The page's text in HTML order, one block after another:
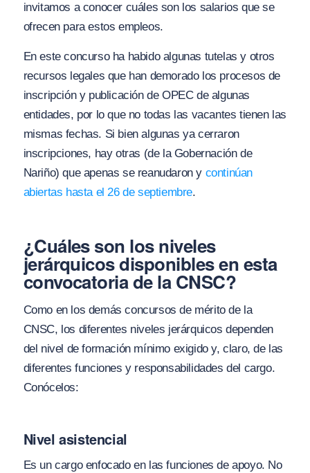
invitamos a conocer cuáles son los salarios que se
ofrecen para estos empleos.
En este concurso ha habido algunas tutelas y otros
recursos legales que han demorado los procesos de
inscripción y publicación de OPEC de algunas
entidades, por lo que no todas las vacantes tienen las
mismas fechas. Si bien algunas ya cerraron
inscripciones, hay otras (de la Gobernación de
Nariño) que apenas se reanudaron y continúan
abiertas hasta el 26 de septiembre.
¿Cuáles son los niveles
jerárquicos disponibles en esta
convocatoria de la CNSC?
Como en los demás concursos de mérito de la
CNSC, los diferentes niveles jerárquicos dependen
del nivel de formación mínimo exigido y, claro, de las
diferentes funciones y responsabilidades del cargo.
Conócelos:
Nivel asistencial
Es un cargo enfocado en las funciones de apoyo. No